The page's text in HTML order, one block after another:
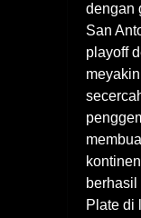
dengan
San
playoff
Plate di